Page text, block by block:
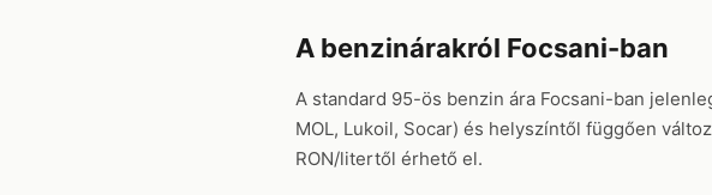
A benzinárakról Focsani-ban
A standard 95-ös benzin ára Focsani-ban
MOL, Lukoil, Socar) és helyszíntől függően
RON/litertől érhető el.